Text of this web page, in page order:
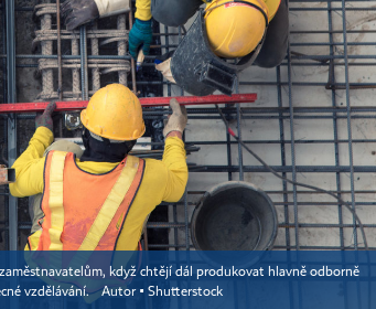
když chtějí dál produkovat hlavně odborně
vzdělávání.
Autor ▪ Shutterstock